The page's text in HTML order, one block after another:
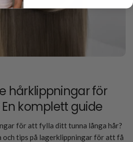
hårklippningar för
komplett guide
för att fylla ditt tunna långa hår?
tips på lagerklippningar för att få